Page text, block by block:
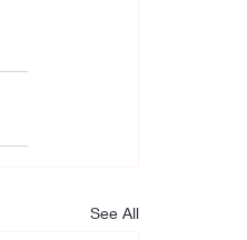
See All